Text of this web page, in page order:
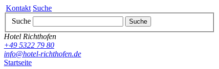
Kontakt Suche
Suche
Suche
Hotel Richthofen
+49 5322 79 80
info@hotel-richthofen.de
Startseite